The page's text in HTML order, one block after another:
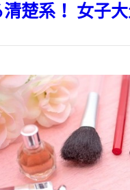
楚系！ 女子